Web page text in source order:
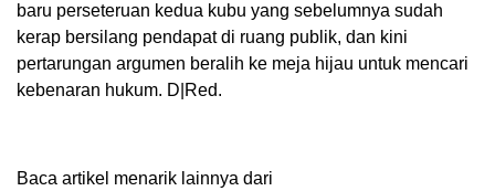
baru perseteruan kedua kubu yang sebelumnya sudah
kerap bersilang pendapat di ruang publik, dan kini
pertarungan argumen beralih ke meja hijau untuk mencari
kebenaran hukum. D|Red.
Baca artikel menarik lainnya dari